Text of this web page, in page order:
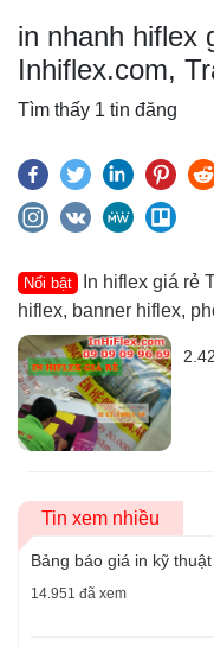
in nhanh hiflex
Inhiflex.com,
Tìm thấy 1 tin đăng
Nổi bật
In hiflex giá rẻ
hiflex, banner hiflex,
Tin xem nhiều
Bảng báo giá in kỹ
14.951 đã xem